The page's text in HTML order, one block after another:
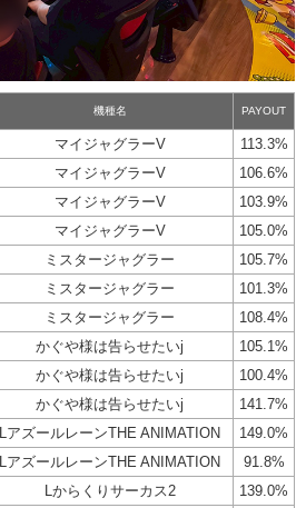
機種名 PAYOUT
マイジャグラーV
113.3%
マイジャグラーV
106.6%
マイジャグラーV
103.9%
マイジャグラーV
105.0%
ミスタージャグラー
105.7%
ミスタージャグラー
101.3%
ミスタージャグラー
108.4%
かぐや様は告らせたいj
105.1%
かぐや様は告らせたいj
100.4%
かぐや様は告らせたいj
141.7%
LアズールレーンTHE ANIMATION
149.0%
LアズールレーンTHE ANIMATION
91.8%
Lからくりサーカス2
139.0%